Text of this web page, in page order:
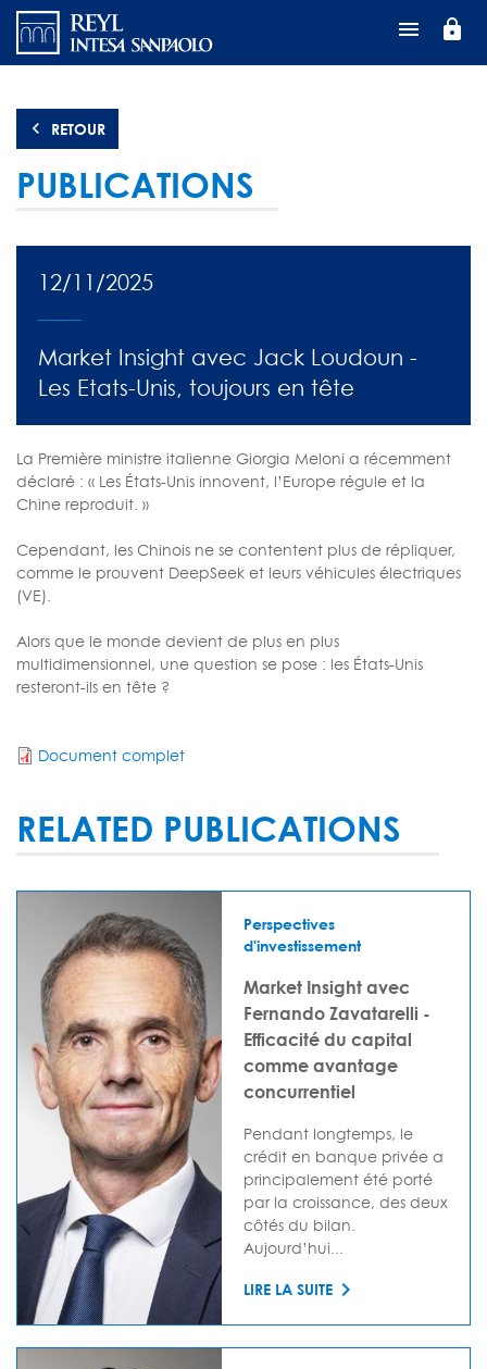
Aller
contenu
lock
RETOUR
PUBLICATIONS
12/11/2025
Market Insight avec Jack Loudoun -
Les Etats-Unis, toujours en tête
La Première ministre italienne Giorgia Meloni a récemment
déclaré : « Les États-Unis innovent, l’Europe régule et la
Chine reproduit. »
Cependant, les Chinois ne se contentent plus de répliquer,
comme le prouvent DeepSeek et leurs véhicules électriques
(VE).
Alors que le monde devient de plus en plus
multidimensionnel, une question se pose : les États-Unis
resteront-ils en tête ?
Document complet
RELATED PUBLICATIONS
Perspectives
d'investissement
Market Insight avec
Fernando Zavatarelli -
Efficacité du capital
comme avantage
concurrentiel
Pendant longtemps, le
crédit en banque privée a
principalement été porté
par la croissance, des deux
côtés du bilan.
Aujourd’hui...
LIRE LA SUITE